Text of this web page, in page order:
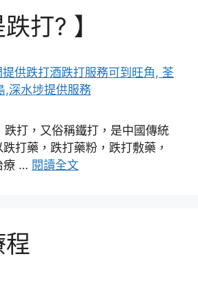
打? 】
跌打，又俗稱鐵打，是中國傳統
打藥，跌打藥粉，跌打敷藥，
療 … 閱讀全文